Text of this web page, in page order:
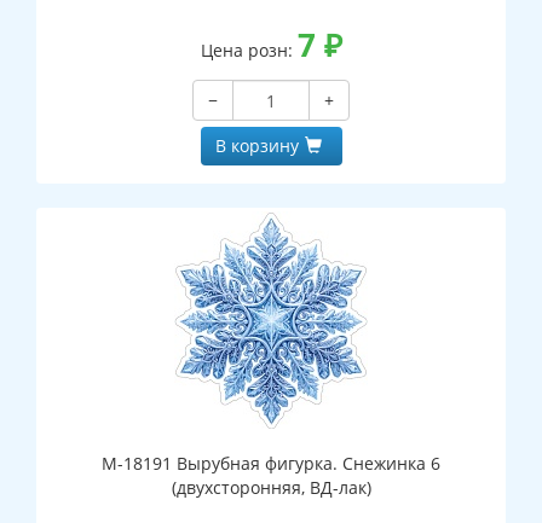
Цена розн: 7 ₽
−
+
В корзину
М-18191 Вырубная фигурка. Снежинка 6
(двухсторонняя, ВД-лак)